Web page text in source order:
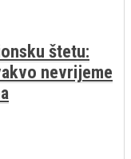
štetu:
nevrijeme